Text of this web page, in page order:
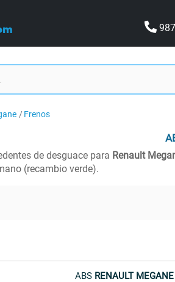
Frenos
de desguace para Renault
(recambio verde).
ABS RENAULT